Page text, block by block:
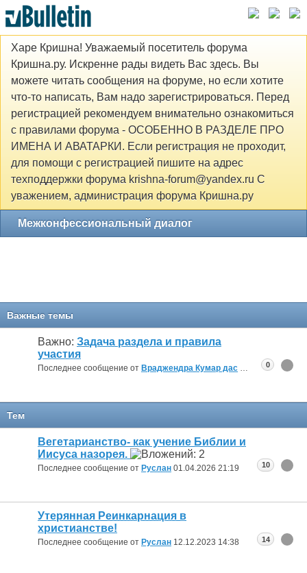
Харе Кришна! Уважаемый посетитель форума
Кришна.ру. Искренне рады видеть Вас здесь. Вы
можете читать сообщения на форуме, но если хотите
что-то написать, Вам надо зарегистрироваться. Перед
регистрацией рекомендуем внимательно ознакомиться
с правилами форума - ОСОБЕННО В РАЗДЕЛЕ ПРО
ИМЕНА И АВАТАРКИ. Если регистрация не проходит,
для помощи с регистрацией пишите на адрес
техподдержки форума krishna-forum@yandex.ru С
уважением, администрация форума Кришна.ру
Межконфессиональный диалог
Важные темы
Важно: Задача раздела и правила
участия
Последнее сообщение от Враджендра Кумар дас 10:02
0
Тем
Вегетарианство- как учение Библии и
Иисуса назорея.
Последнее сообщение от Руслан 01.04.2026 21:19 10
Утерянная Реинкарнация в
христианстве!
Последнее сообщение от Руслан 12.12.2023 14:38 14